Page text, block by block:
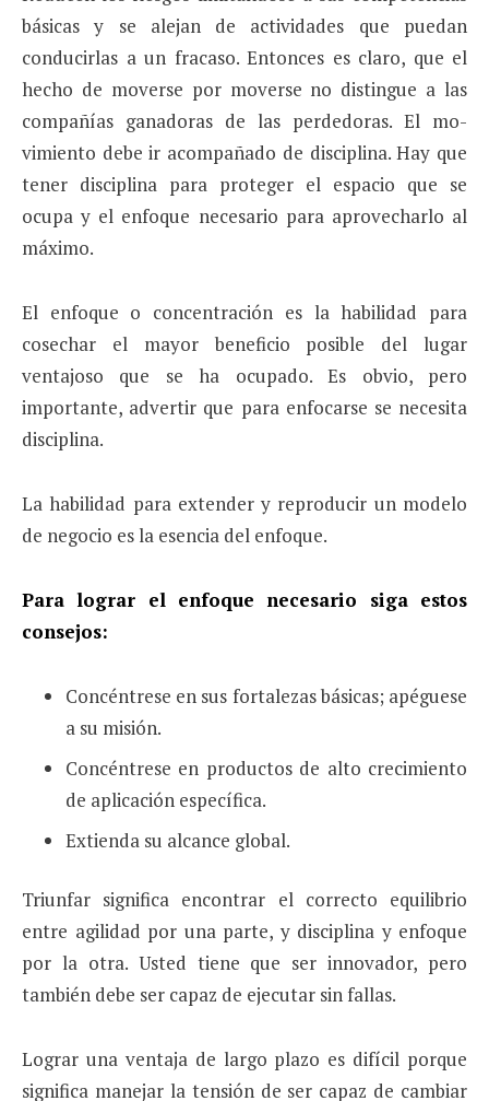
básicas y se alejan de actividades que puedan
conducirlas a un fracaso. Entonces es claro, que el
hecho de moverse por moverse no distingue a las
compañías ganadoras de las perdedoras. El mo­
vimiento debe ir acompañado de disciplina. Hay que
tener disciplina para proteger el espacio que se
ocupa y el enfoque necesario para aprovecharlo al
máximo.
El enfoque o concentración es la habilidad para
cosechar el mayor beneficio posible del lugar
ventajoso que se ha ocupado. Es obvio, pero
importante, advertir que para enfocarse se necesita
disciplina.
La habilidad para extender y reproducir un modelo
de negocio es la esencia del enfoque.
Para lograr el enfoque necesario siga estos
consejos:
Concéntrese en sus fortalezas básicas; apéguese
a su misión.
Concéntrese en productos de alto crecimiento
de aplicación específica.
Extienda su alcance global.
Triunfar significa encontrar el correcto equilibrio
entre agilidad por una parte, y disciplina y enfoque
por la otra. Usted tiene que ser innovador, pero
también debe ser capaz de ejecutar sin fallas.
Lograr una ventaja de largo plazo es difícil porque
sig­nifica manejar la tensión de ser capaz de cambiar